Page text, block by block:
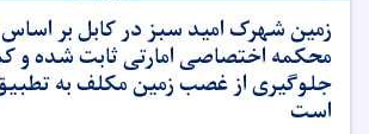
زمین شهرک امید سبز در کابل بر
محکمه اختصاصی امارتی ثابت شده و
جلوگیری از غصب زمین مکلف به
است